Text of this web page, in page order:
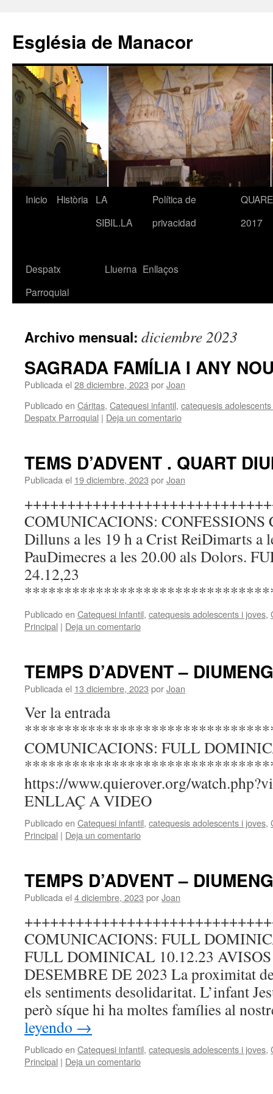
contenido
Església de Manacor
Inicio Història
LA
SIBIL.LA
Política de
privacidad
2017
Despatx
Parroquial
Lluerna Enllaços
Archivo mensual: diciembre 2023
SAGRADA FAMÍLIA I ANY
Publicada el 28 diciembre, 2023 porJoan
Publicado en Cáritas, Catequesi infantil, catequesis
Despatx Parroquial | Deja un comentario
TEMS D’ADVENT . QUART
Publicada el 19 diciembre, 2023 porJoan
COMUNICACIONS:
Dilluns a les 19 h a Crist ReiDimarts a
PauDimecres a les 20.00 als Dolors.
24.12,23
Publicado en Catequesi infantil, catequesis adolescents i joves,
Principal | Deja un comentario
TEMPS D’ADVENT –
Publicada el 13 diciembre, 2023 porJoan
Ver la entrada
COMUNICACIONS: FULL
https://www.quierover.org/
ENLLAÇ A VIDEO
Publicado en Catequesi infantil, catequesis adolescents i joves,
Principal | Deja un comentario
TEMPS D’ADVENT –
Publicada el 4 diciembre, 2023 porJoan
COMUNICACIONS: FULL
FULL DOMINICAL 10.12.23
DESEMBRE DE 2023 La proximitat
els sentiments desolidaritat. L’infant
però síque hi ha moltes famílies al
leyendo →
Publicado en Catequesi infantil, catequesis adolescents i joves,
Principal | Deja un comentario